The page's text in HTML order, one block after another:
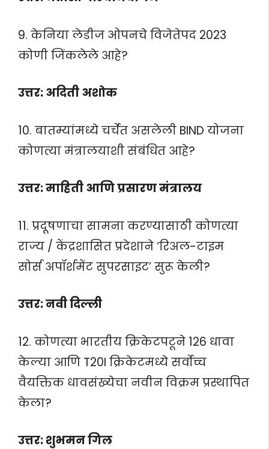
9. केनिया लेडीज ओपनचे विजेतेपद 2023
कोणी जिंकलेले आहे?
उत्तर: अदिती अशोक
10. बातम्यांमध्ये चर्चेत असलेली BIND योजना
कोणत्या मंत्रालयाशी संबंधित आहे?
उत्तर: माहिती आणि प्रसारण मंत्रालय
11. प्रदूषणाचा सामना करण्यासाठी कोणत्या
राज्य / केंद्रशासित प्रदेशाने ‘रिअल-टाइम
सोर्स अपॉर्शमेंट सुपरसाइट’ सुरू केली?
उत्तर: नवी दिल्ली
12. कोणत्या भारतीय क्रिकेटपटूने 126 धावा
केल्या आणि T20I क्रिकेटमध्ये सर्वोच्च
वैयक्तिक धावसंख्येचा नवीन विक्रम प्रस्थापित
केला?
उत्तर: शुभमन गिल